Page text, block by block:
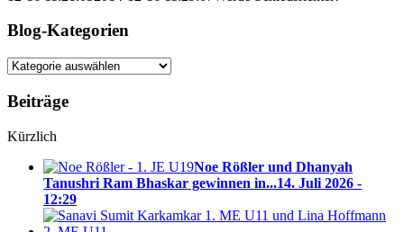
Blog-Kategorien
Blog-
Beiträge
Kürzlich
Noe Rößler und Dhanyah
Tanushri Ram Bhaskar gewinnen in...14. Juli 2026 -
12:29